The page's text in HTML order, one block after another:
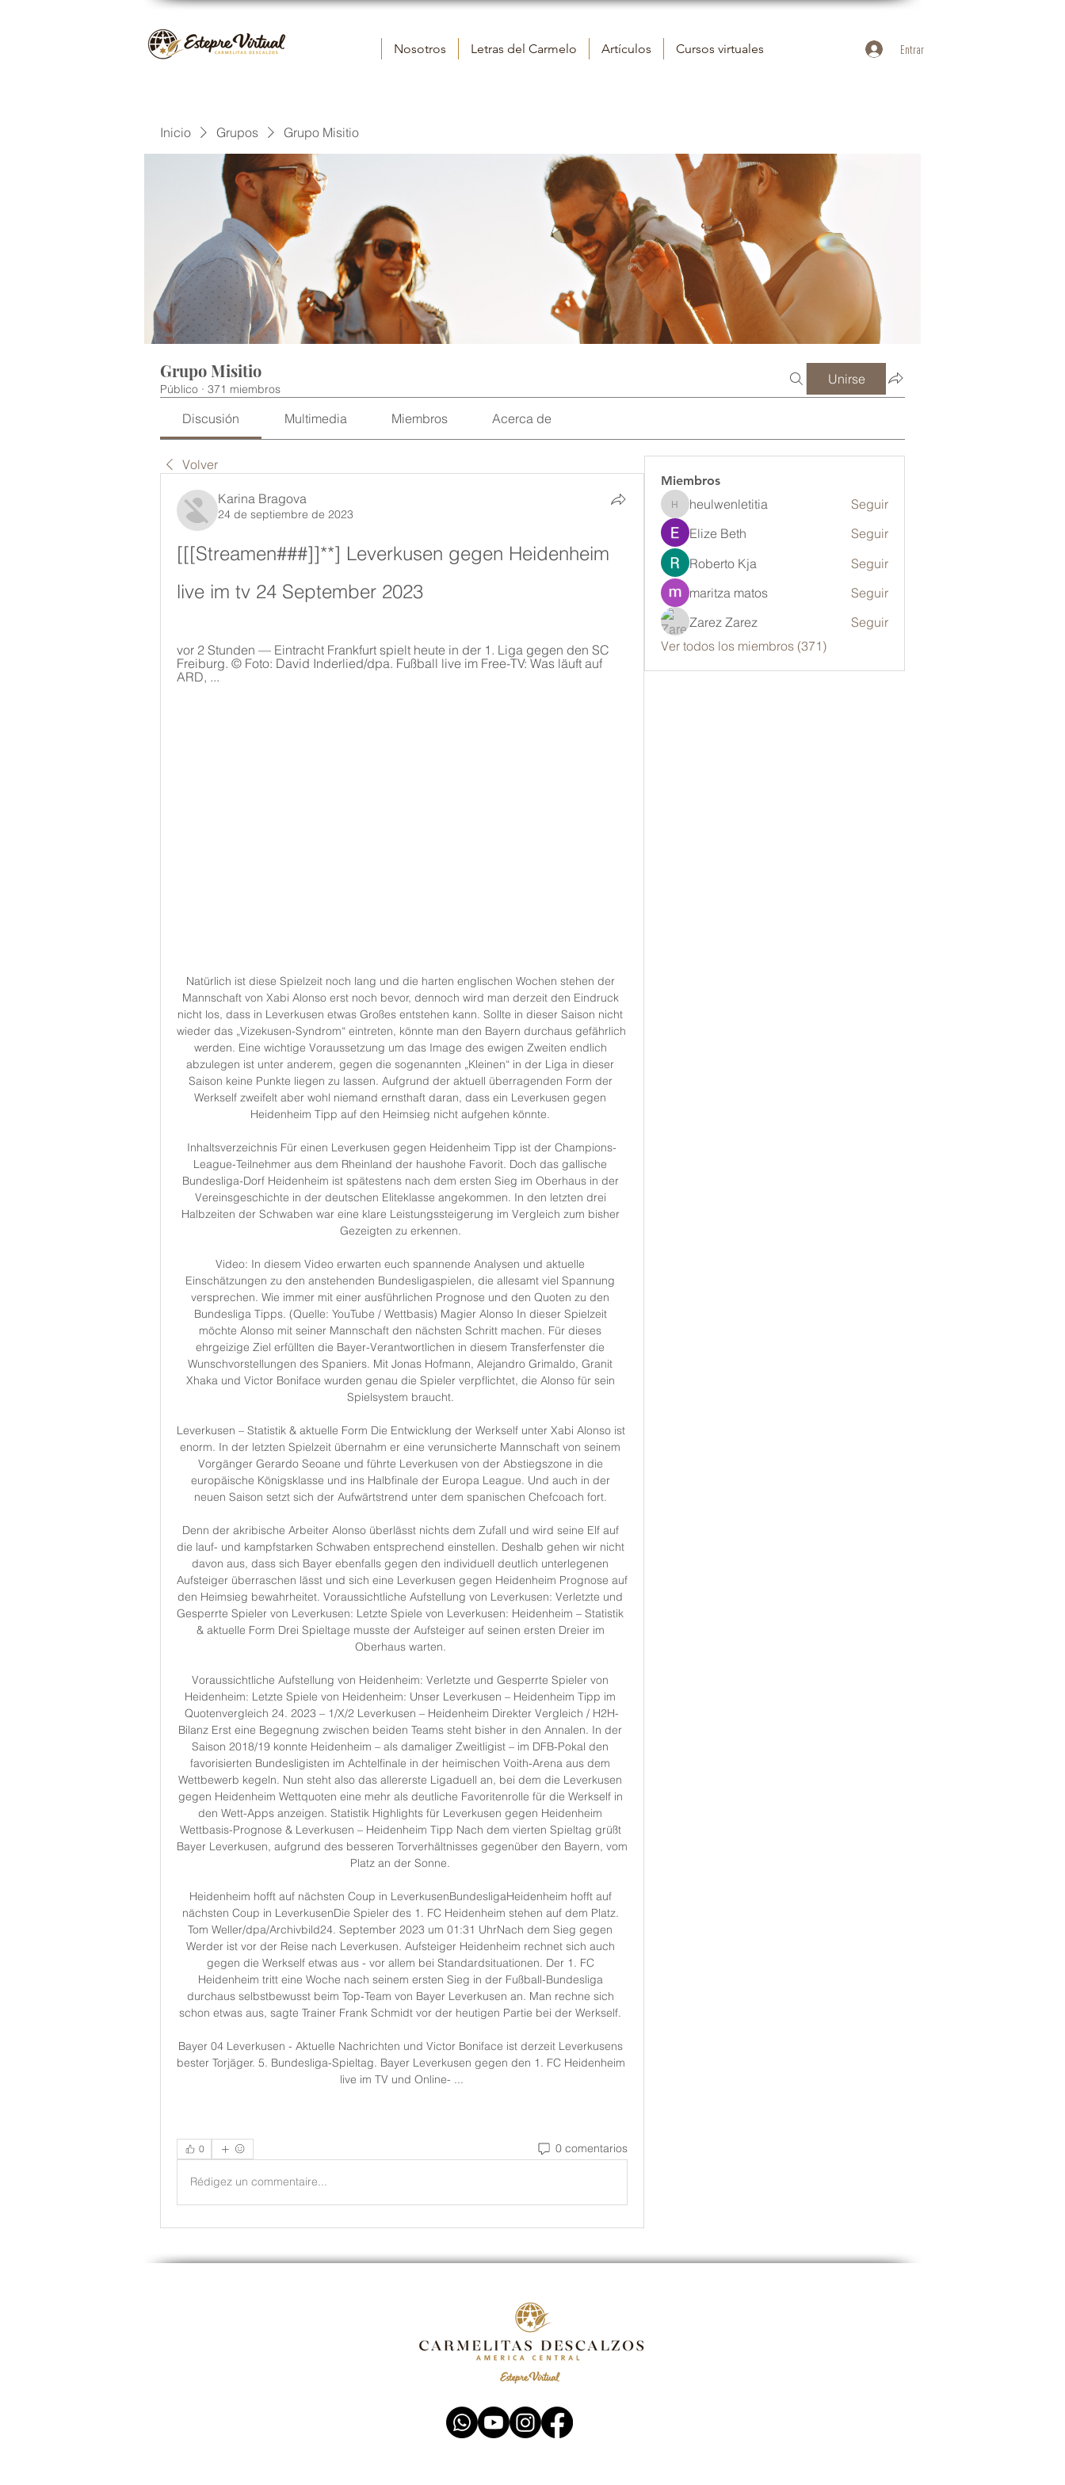
Nosotros Letras del Carmelo Artículos Cursos virtuales Entrar
Inicio Grupos Grupo Misitio
Grupo Misitio
Público · 371 miembros
Unirse
Discusión Multimedia Miembros Acerca de
Volver
Karina Bragova
24 de septiembre de 2023
[[[Streamen###]]**] Leverkusen gegen Heidenheim
live im tv 24 September 2023
vor 2 Stunden — Eintracht Frankfurt spielt heute in der 1. Liga gegen den SC
Freiburg. © Foto: David Inderlied/dpa. Fußball live im Free-TV: Was läuft auf
ARD, ...
Natürlich ist diese Spielzeit noch lang und die harten englischen Wochen stehen der
Mannschaft von Xabi Alonso erst noch bevor, dennoch wird man derzeit den Eindruck
nicht los, dass in Leverkusen etwas Großes entstehen kann. Sollte in dieser Saison nicht
wieder das „Vizekusen-Syndrom“ eintreten, könnte man den Bayern durchaus gefährlich
werden. Eine wichtige Voraussetzung um das Image des ewigen Zweiten endlich
abzulegen ist unter anderem, gegen die sogenannten „Kleinen“ in der Liga in dieser
Saison keine Punkte liegen zu lassen. Aufgrund der aktuell überragenden Form der
Werkself zweifelt aber wohl niemand ernsthaft daran, dass ein Leverkusen gegen
Heidenheim Tipp auf den Heimsieg nicht aufgehen könnte.
Inhaltsverzeichnis Für einen Leverkusen gegen Heidenheim Tipp ist der Champions-
League-Teilnehmer aus dem Rheinland der haushohe Favorit. Doch das gallische
Bundesliga-Dorf Heidenheim ist spätestens nach dem ersten Sieg im Oberhaus in der
Vereinsgeschichte in der deutschen Eliteklasse angekommen. In den letzten drei
Halbzeiten der Schwaben war eine klare Leistungssteigerung im Vergleich zum bisher
Gezeigten zu erkennen.
Video: In diesem Video erwarten euch spannende Analysen und aktuelle
Einschätzungen zu den anstehenden Bundesligaspielen, die allesamt viel Spannung
versprechen. Wie immer mit einer ausführlichen Prognose und den Quoten zu den
Bundesliga Tipps. (Quelle: YouTube / Wettbasis) Magier Alonso In dieser Spielzeit
möchte Alonso mit seiner Mannschaft den nächsten Schritt machen. Für dieses
ehrgeizige Ziel erfüllten die Bayer-Verantwortlichen in diesem Transferfenster die
Wunschvorstellungen des Spaniers. Mit Jonas Hofmann, Alejandro Grimaldo, Granit
Xhaka und Victor Boniface wurden genau die Spieler verpflichtet, die Alonso für sein
Spielsystem braucht.
Leverkusen – Statistik & aktuelle Form Die Entwicklung der Werkself unter Xabi Alonso ist
enorm. In der letzten Spielzeit übernahm er eine verunsicherte Mannschaft von seinem
Vorgänger Gerardo Seoane und führte Leverkusen von der Abstiegszone in die
europäische Königsklasse und ins Halbfinale der Europa League. Und auch in der
neuen Saison setzt sich der Aufwärtstrend unter dem spanischen Chefcoach fort.
Denn der akribische Arbeiter Alonso überlässt nichts dem Zufall und wird seine Elf auf
die lauf- und kampfstarken Schwaben entsprechend einstellen. Deshalb gehen wir nicht
davon aus, dass sich Bayer ebenfalls gegen den individuell deutlich unterlegenen
Aufsteiger überraschen lässt und sich eine Leverkusen gegen Heidenheim Prognose auf
den Heimsieg bewahrheitet. Voraussichtliche Aufstellung von Leverkusen: Verletzte und
Gesperrte Spieler von Leverkusen: Letzte Spiele von Leverkusen: Heidenheim – Statistik
& aktuelle Form Drei Spieltage musste der Aufsteiger auf seinen ersten Dreier im
Oberhaus warten.
Voraussichtliche Aufstellung von Heidenheim: Verletzte und Gesperrte Spieler von
Heidenheim: Letzte Spiele von Heidenheim: Unser Leverkusen – Heidenheim Tipp im
Quotenvergleich 24. 2023 – 1/X/2 Leverkusen – Heidenheim Direkter Vergleich / H2H-
Bilanz Erst eine Begegnung zwischen beiden Teams steht bisher in den Annalen. In der
Saison 2018/19 konnte Heidenheim – als damaliger Zweitligist – im DFB-Pokal den
favorisierten Bundesligisten im Achtelfinale in der heimischen Voith-Arena aus dem
Wettbewerb kegeln. Nun steht also das allererste Ligaduell an, bei dem die Leverkusen
gegen Heidenheim Wettquoten eine mehr als deutliche Favoritenrolle für die Werkself in
den Wett-Apps anzeigen. Statistik Highlights für Leverkusen gegen Heidenheim
Wettbasis-Prognose & Leverkusen – Heidenheim Tipp Nach dem vierten Spieltag grüßt
Bayer Leverkusen, aufgrund des besseren Torverhältnisses gegenüber den Bayern, vom
Platz an der Sonne.
Heidenheim hofft auf nächsten Coup in LeverkusenBundesligaHeidenheim hofft auf
nächsten Coup in LeverkusenDie Spieler des 1. FC Heidenheim stehen auf dem Platz.
Tom Weller/dpa/Archivbild24. September 2023 um 01:31 UhrNach dem Sieg gegen
Werder ist vor der Reise nach Leverkusen. Aufsteiger Heidenheim rechnet sich auch
gegen die Werkself etwas aus - vor allem bei Standardsituationen. Der 1. FC
Heidenheim tritt eine Woche nach seinem ersten Sieg in der Fußball-Bundesliga
durchaus selbstbewusst beim Top-Team von Bayer Leverkusen an. Man rechne sich
schon etwas aus, sagte Trainer Frank Schmidt vor der heutigen Partie bei der Werkself.
Bayer 04 Leverkusen - Aktuelle Nachrichten und Victor Boniface ist derzeit Leverkusens
bester Torjäger. 5. Bundesliga-Spieltag. Bayer Leverkusen gegen den 1. FC Heidenheim
live im TV und Online- ...
0 0 comentarios
Rédigez un commentaire...
Miembros
heulwenletitia
heulwenletitia
Seguir
Elize Beth
Seguir
Roberto Kja
Seguir
maritza matos
Seguir
Zarez Zarez
Seguir
Ver todos los miembros (371)